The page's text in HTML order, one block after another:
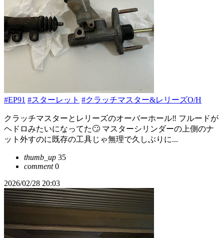
#EP91 #スターレット #クラッチマスター&レリーズO/H
クラッチマスターとレリーズのオーバーホール‼️ フルードが
ヘドロみたいになってた🙄 マスターシリンダーの上側のナ
ット外すのに既存の工具じゃ無理で久しぶりに...
thumb_up 35
comment0
2026/02/28 20:03